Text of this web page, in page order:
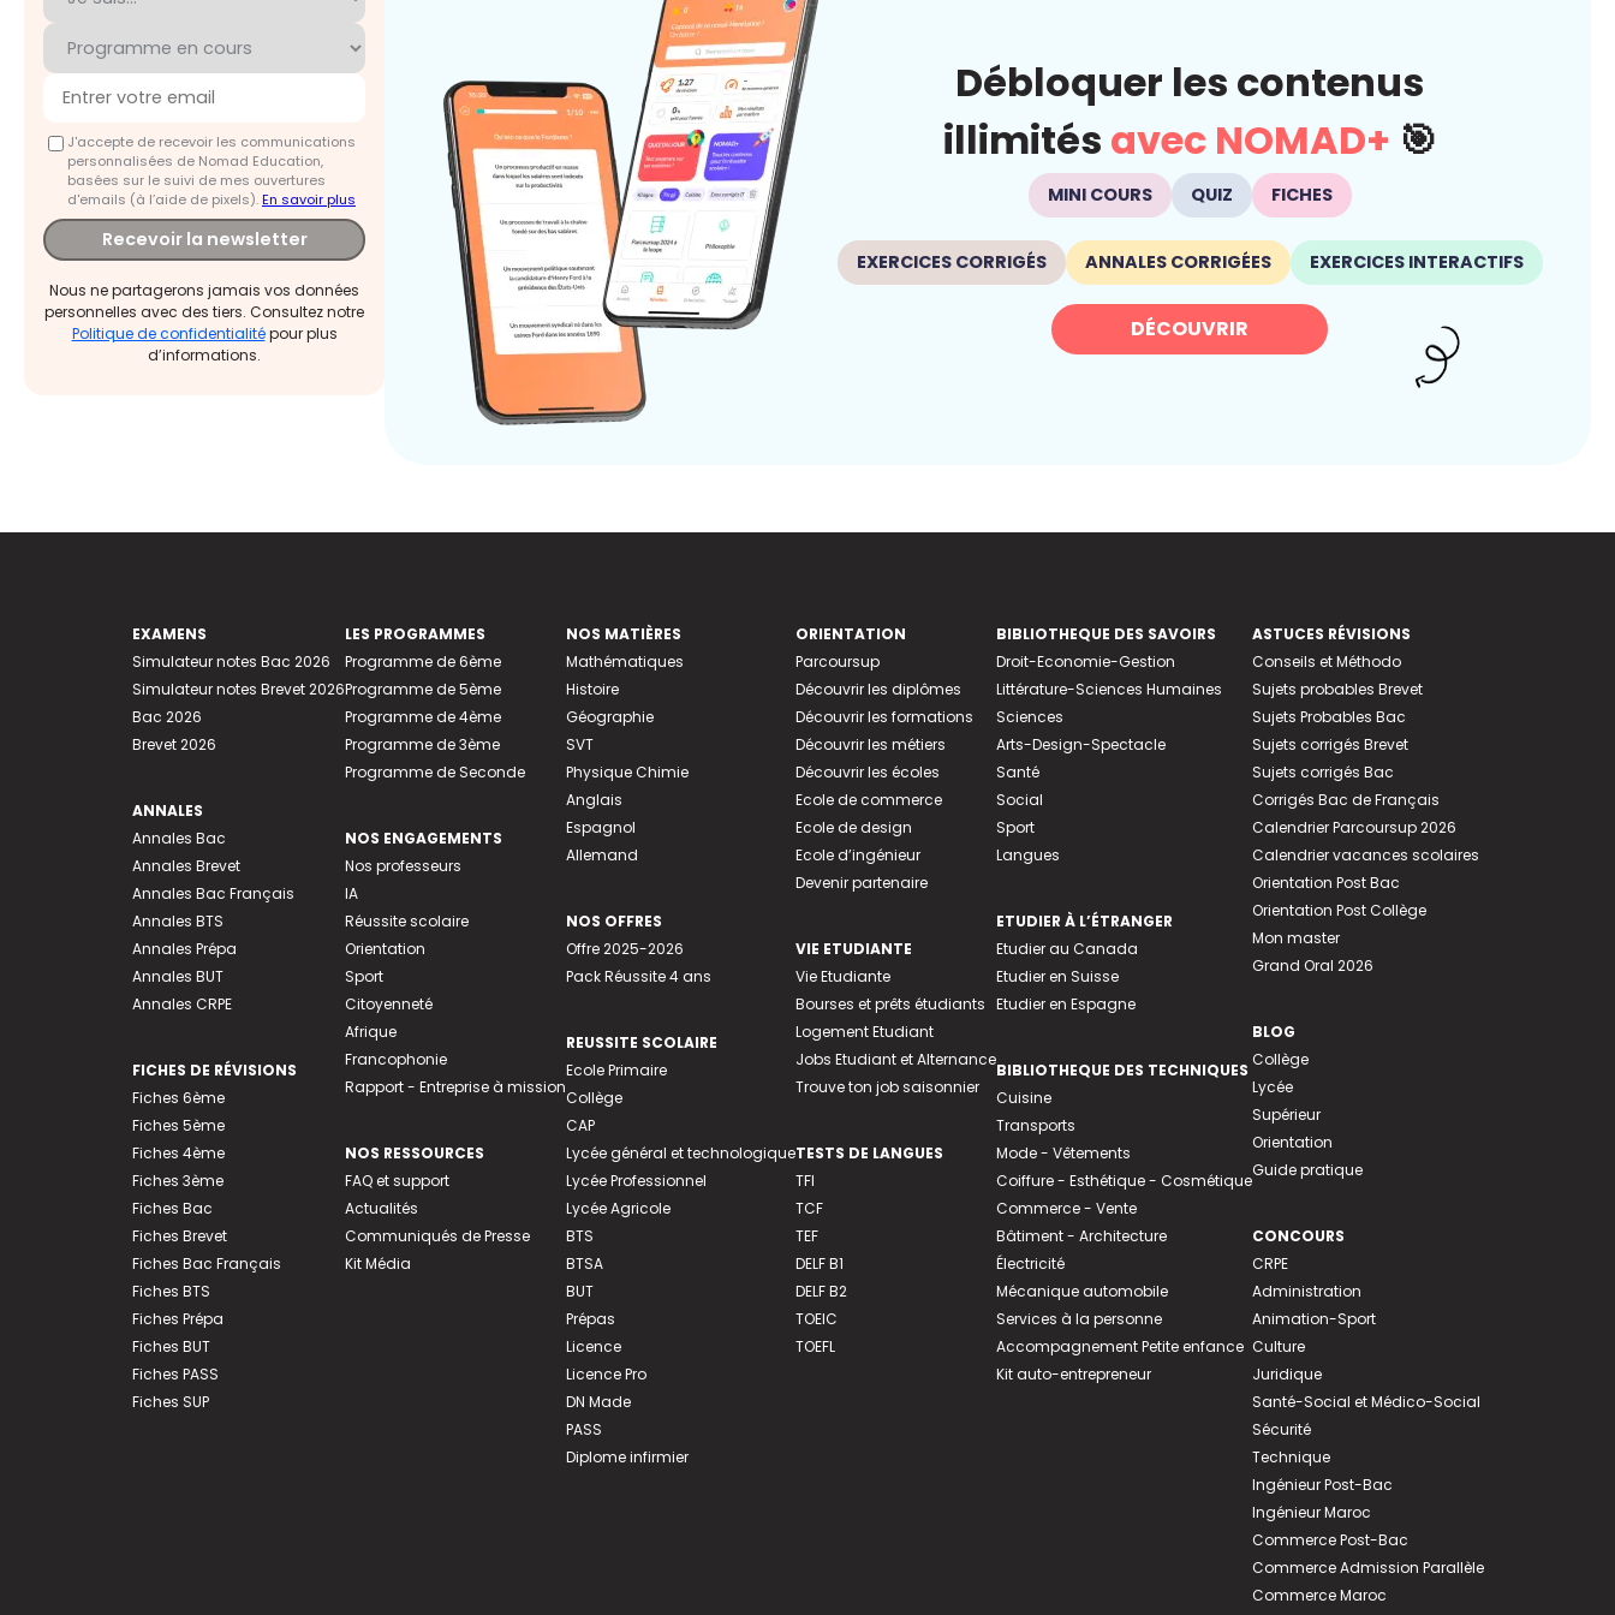
J'accepte de recevoir les communications
personnalisées de Nomad Education,
basées sur le suivi de mes ouvertures
d'emails (à l’aide de pixels).En savoir plus
Recevoir la newsletter
Nous ne partagerons jamais vos données
personnelles avec des tiers. Consultez notre
Politique de confidentialitépour plus
d’informations.
Débloquer les contenus
illimités avec NOMAD+ 🎯
MINI COURS QUIZ FICHES
EXERCICES CORRIGÉS ANNALES CORRIGÉES EXERCICES INTERACTIFS
DÉCOUVRIR
EXAMENS
Simulateur notes Bac 2026
Simulateur notes Brevet 2026
Bac 2026
Brevet 2026
ANNALES
Annales Bac
Annales Brevet
Annales Bac Français
Annales BTS
Annales Prépa
Annales BUT
Annales CRPE
FICHES DE RÉVISIONS
Fiches 6ème
Fiches 5ème
Fiches 4ème
Fiches 3ème
Fiches Bac
Fiches Brevet
Fiches Bac Français
Fiches BTS
Fiches Prépa
Fiches BUT
Fiches PASS
Fiches SUP
LES PROGRAMMES
Programme de 6ème
Programme de 5ème
Programme de 4ème
Programme de 3ème
Programme de Seconde
NOS ENGAGEMENTS
Nos professeurs
IA
Réussite scolaire
Orientation
Sport
Citoyenneté
Afrique
Francophonie
Rapport - Entreprise à mission
NOS RESSOURCES
FAQ et support
Actualités
Communiqués de Presse
Kit Média
NOS MATIÈRES
Mathématiques
Histoire
Géographie
SVT
Physique Chimie
Anglais
Espagnol
Allemand
NOS OFFRES
Offre 2025-2026
Pack Réussite 4 ans
REUSSITE SCOLAIRE
Ecole Primaire
Collège
CAP
Lycée général et technologique
Lycée Professionnel
Lycée Agricole
BTS
BTSA
BUT
Prépas
Licence
Licence Pro
DN Made
PASS
Diplome infirmier
ORIENTATION
Parcoursup
Découvrir les diplômes
Découvrir les formations
Découvrir les métiers
Découvrir les écoles
Ecole de commerce
Ecole de design
Ecole d’ingénieur
Devenir partenaire
VIE ETUDIANTE
Vie Etudiante
Bourses et prêts étudiants
Logement Etudiant
Jobs Etudiant et Alternance
Trouve ton job saisonnier
TESTS DE LANGUES
TFI
TCF
TEF
DELF B1
DELF B2
TOEIC
TOEFL
BIBLIOTHEQUE DES SAVOIRS
Droit-Economie-Gestion
Littérature-Sciences Humaines
Sciences
Arts-Design-Spectacle
Santé
Social
Sport
Langues
ETUDIER À L’ÉTRANGER
Etudier au Canada
Etudier en Suisse
Etudier en Espagne
BIBLIOTHEQUE DES TECHNIQUES
Cuisine
Transports
Mode - Vêtements
Coiffure - Esthétique - Cosmétique
Commerce - Vente
Bâtiment - Architecture
Électricité
Mécanique automobile
Services à la personne
Accompagnement Petite enfance
Kit auto-entrepreneur
ASTUCES RÉVISIONS
Conseils et Méthodo
Sujets probables Brevet
Sujets Probables Bac
Sujets corrigés Brevet
Sujets corrigés Bac
Corrigés Bac de Français
Calendrier Parcoursup 2026
Calendrier vacances scolaires
Orientation Post Bac
Orientation Post Collège
Mon master
Grand Oral 2026
BLOG
Collège
Lycée
Supérieur
Orientation
Guide pratique
CONCOURS
CRPE
Administration
Animation-Sport
Culture
Juridique
Santé-Social et Médico-Social
Sécurité
Technique
Ingénieur Post-Bac
Ingénieur Maroc
Commerce Post-Bac
Commerce Admission Parallèle
Commerce Maroc